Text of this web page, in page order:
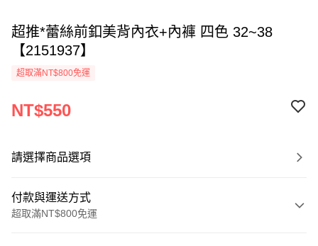
超推*蕾絲前釦美背內衣+內褲 四色 32~38
【2151937】
超取滿NT$800免運
NT$550
請選擇商品選項
付款與運送方式
超取滿NT$800免運